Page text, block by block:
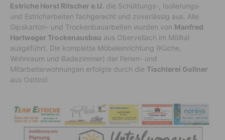
Estriche Horst Ritscher e.U. die Schüttungs-, Isolierungs-
und Estricharbeiten fachgerecht und zuverlässig aus. Alle
Gipskarton- und Trockenbauarbeiten wurden von Manfred
Hartweger Trockenausbau aus Obervellach im Mölltal
ausgeführt. Die komplette Möbeleinrichtung (Küche,
Wohnraum und Badezimmer) der Ferien- und
Mitarbeiterwohnungen erfolgte durch die Tischlerei Gollner
aus Osttirol.